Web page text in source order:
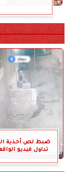
ضبط لص أحذية
تداول فيديو